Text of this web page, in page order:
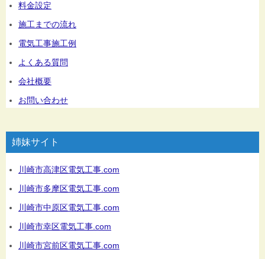
料金設定
施工までの流れ
電気工事施工例
よくある質問
会社概要
お問い合わせ
姉妹サイト
川崎市高津区電気工事.com
川崎市多摩区電気工事.com
川崎市中原区電気工事.com
川崎市幸区電気工事.com
川崎市宮前区電気工事.com